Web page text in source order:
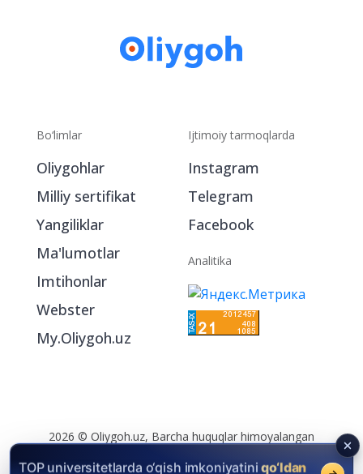
Bo‘limlar
Oliygohlar
Milliy sertifikat
Yangiliklar
Ma'lumotlar
Imtihonlar
Webster
My.Oliygoh.uz
Ijtimoiy tarmoqlarda
Instagram
Telegram
Facebook
Analitika
2026 © Oliygoh.uz, Barcha huquqlar himoyalangan
Reklama /Foydalanish shartlari
TOP universitetlarda o‘qish imkoniyatiniqo‘ldan